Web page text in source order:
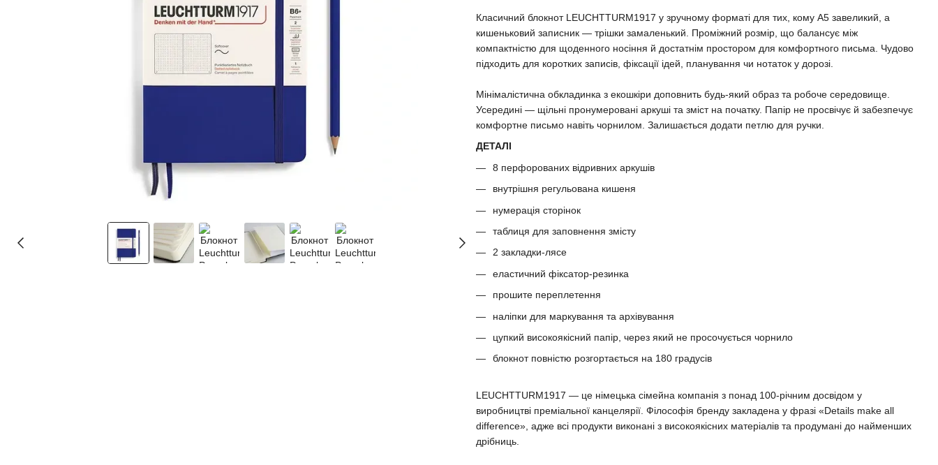
Класичний блокнот LEUCHTTURM1917 у зручному форматі для тих, кому A5 завеликий, а
кишеньковий записник — трішки замаленький. Проміжний розмір, що балансує між
компактністю для щоденного носіння й достатнім простором для комфортного письма. Чудово
підходить для коротких записів, фіксації ідей, планування чи нотаток у дорозі.
Мінімалістична обкладинка з екошкіри доповнить будь-який образ та робоче середовище.
Усередині — щільні пронумеровані аркуші та зміст на початку. Папір не просвічує й забезпечує
комфортне письмо навіть чорнилом. Залишається додати петлю для ручки.
ДЕТАЛІ
8 перфорованих відривних аркушів
внутрішня регульована кишеня
нумерація сторінок
таблиця для заповнення змісту
2 закладки-лясе
еластичний фіксатор-резинка
прошите переплетення
наліпки для маркування та архівування
цупкий високоякісний папір, через який не просочується чорнило
блокнот повністю розгортається на 180 градусів
LEUCHTTURM1917 — це німецька сімейна компанія з понад 100-річним досвідом у
виробництві преміальної канцелярії. Філософія бренду закладена у фразі «Details make all
difference», адже всі продукти виконані з високоякісних матеріалів та продумані до найменших
дрібниць.